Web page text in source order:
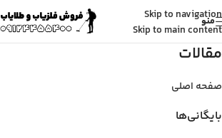
Skip to navigation
Skip to main content
منو
مقالات
صفحه اصلی
بایگانی‌ها